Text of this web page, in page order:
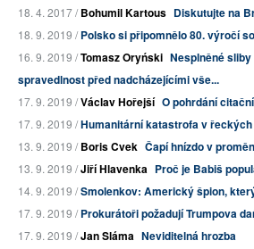
18. 4. 2017 /Bohumil Kartous Diskutujte na
18. 9. 2019 /Polsko si připomnělo 80. výročí
16. 9. 2019 /Tomasz Oryński Nesplněné
spravedlnost před nadcházejícími vše...
17. 9. 2019 /Václav Hořejší O pohrdání
17. 9. 2019 /Humanitární katastrofa v
13. 9. 2019 /Boris Cvek Čapí hnízdo v
13. 9. 2019 /Jiří Hlavenka Proč je Babiš
14. 9. 2019 /Smolenkov: Americký špion,
17. 9. 2019 /Prokurátoři požadují Trumpova
17. 9. 2019 /Jan Sláma Neviditelná hrozba